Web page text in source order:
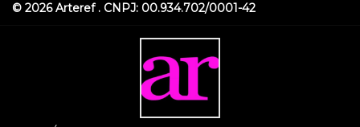
© 2026 Arteref . CNPJ: 00.934.702/0001-42